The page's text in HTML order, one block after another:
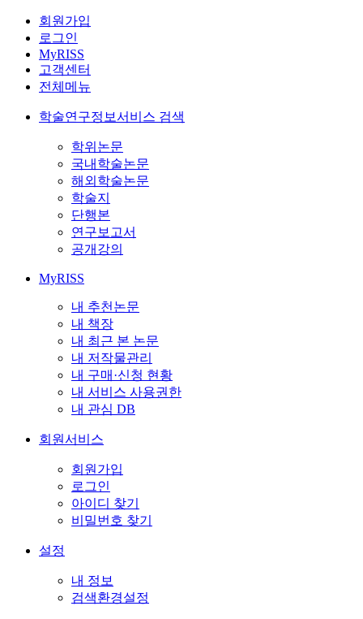
회원가입
로그인
MyRISS
고객센터
전체메뉴
학술연구정보서비스 검색
학위논문
국내학술논문
해외학술논문
학술지
단행본
연구보고서
공개강의
MyRISS
내 추천논문
내 책장
내 최근 본 논문
내 저작물관리
내 구매·신청 현황
내 서비스 사용권한
내 관심 DB
회원서비스
회원가입
로그인
아이디 찾기
비밀번호 찾기
설정
내 정보
검색환경설정